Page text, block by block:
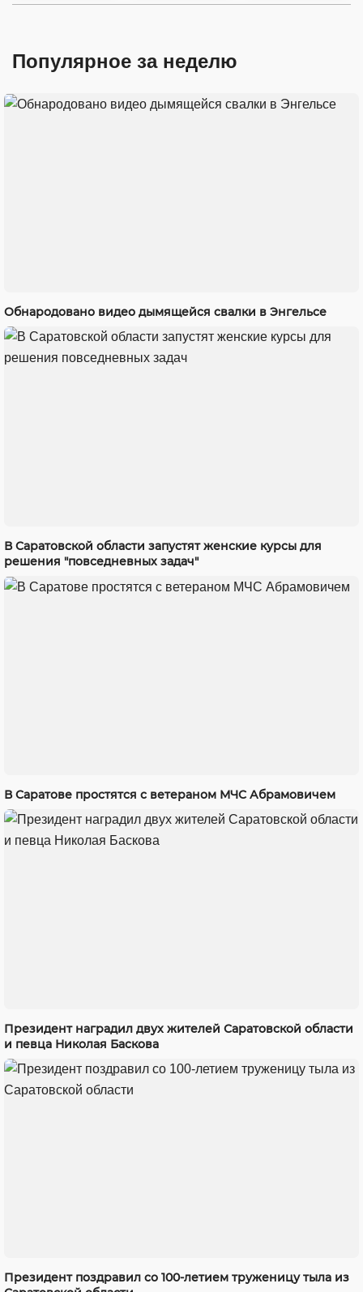
Популярное за неделю
Обнародовано видео дымящейся свалки в Энгельсе
В Саратовской области запустят женские курсы для
решения "повседневных задач"
В Саратове простятся с ветераном МЧС Абрамовичем
Президент наградил двух жителей Саратовской области
и певца Николая Баскова
Президент поздравил со 100-летием труженицу тыла из